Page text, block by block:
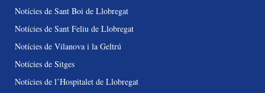
Notícies de Sant Boi de Llobregat
Notícies de Sant Feliu de Llobregat
Notícies de Vilanova i la Geltrú
Notícies de Sitges
Notícies de l’Hospitalet de Llobregat